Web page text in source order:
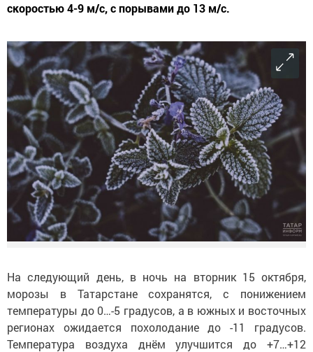
скоростью 4-9 м/с, с порывами до 13 м/с.
На следующий день, в ночь на вторник 15 октября,
морозы в Татарстане сохранятся, с понижением
температуры до 0…-5 градусов, а в южных и восточных
регионах ожидается похолодание до -11 градусов.
Температура воздуха днём улучшится до +7…+12